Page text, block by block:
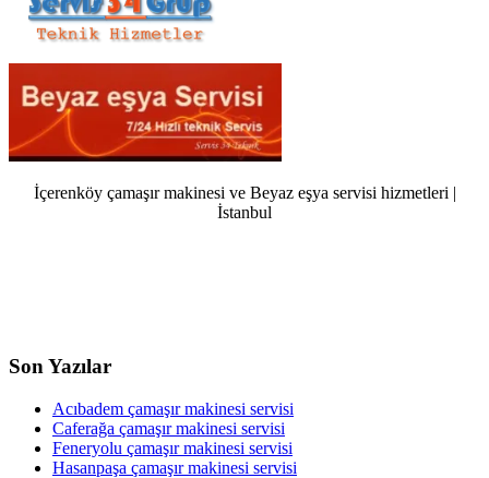
İçerenköy çamaşır makinesi ve Beyaz eşya servisi hizmetleri |
İstanbul
Son Yazılar
Acıbadem çamaşır makinesi servisi
Caferağa çamaşır makinesi servisi
Feneryolu çamaşır makinesi servisi
Hasanpaşa çamaşır makinesi servisi